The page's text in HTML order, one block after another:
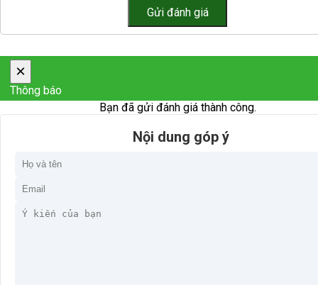
×
Thông báo
Bạn đã gửi đánh giá thành công.
Nội dung góp ý